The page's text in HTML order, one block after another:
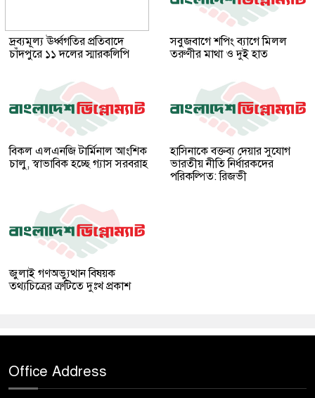
দ্রব্যমূল্য ঊর্ধ্বগতির প্রতিবাদে
চাঁদপুরে ১১ দলের স্মারকলিপি
সবুজবাগে শপিং ব্যাগে মিলল
তরুণীর মাথা ও দুই হাত
বিকল এলএনজি টার্মিনাল আংশিক
চালু, স্বাভাবিক হচ্ছে গ্যাস সরবরাহ
হাসিনাকে বক্তব্য দেয়ার সুযোগ
ভারতীয় নীতি নির্ধারকদের
পরিকল্পিত: রিজভী
জুলাই গণঅভ্যুত্থান বিষয়ক
তথ্যচিত্রের ত্রুটিতে দুঃখ প্রকাশ
Office Address